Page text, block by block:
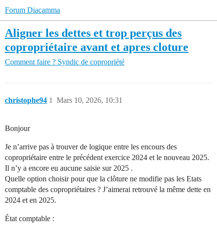
Forum Diacamma
Aligner les dettes et trop perçus des
copropriétaire avant et apres cloture
Comment faire ? Syndic de copropriété
christophe94 Mars 10, 2026, 10:31
1
Bonjour
Je n’arrive pas à trouver de logique entre les encours des
copropriétaire entre le précédent exercice 2024 et le nouveau 2025.
Il n’y a encore eu aucune saisie sur 2025 .
Quelle option choisir pour que la clôture ne modifie pas les Etats
comptable des copropriétaires ? J’aimerai retrouvé la même dette en
2024 et en 2025.
État comptable :